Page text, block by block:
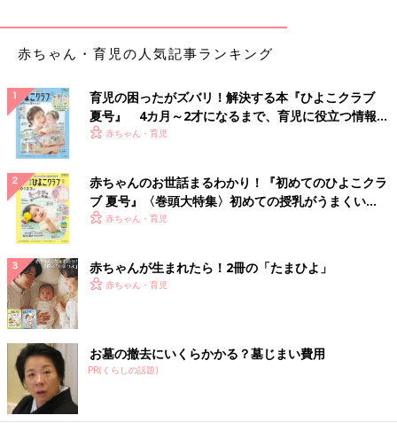
赤ちゃん・育児の人気記事ランキング
育児の困ったがズバリ！解決する本『ひよこクラブ
夏号』 4カ月～2才になるまで、育児に役立つ情報が
いっぱい！
赤ちゃん・育児
赤ちゃんのお世話まるわかり！『初めてのひよこクラ
ブ 夏号』〈巻頭大特集〉初めての授乳がうまくい
く！ おっぱい・ミルクの基本と夏のトラブル 解決テ
赤ちゃん・育児
赤ちゃんが生まれたら！2冊の「たまひよ」
赤ちゃん・育児
お墓の撤去にいくらかかる？墓じまい費用
PR(くらしの話題)